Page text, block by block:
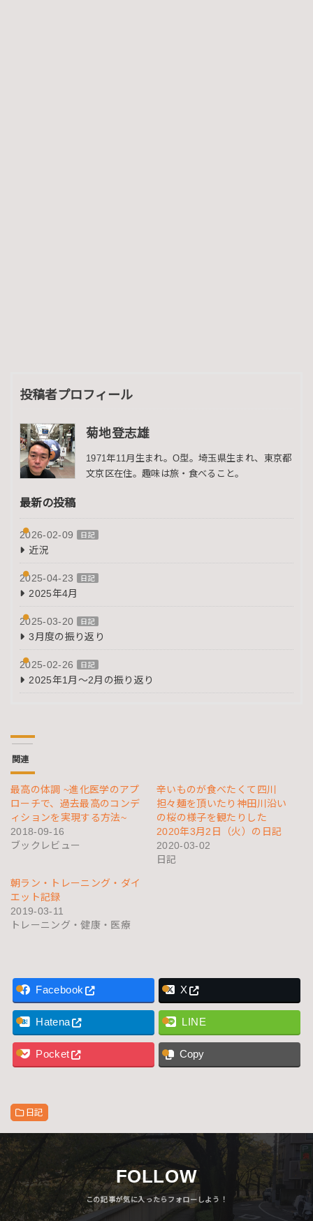
投稿者プロフィール
菊地登志雄
1971年11月生まれ。O型。埼玉県生まれ、東京都
文京区在住。趣味は旅・食べること。
最新の投稿
2026-02-09 日記
近況
2025-04-23 日記
2025年4月
2025-03-20 日記
3月度の振り返り
2025-02-26 日記
2025年1月～2月の振り返り
関連
最高の体調 ~進化医学のアプ
ローチで、過去最高のコンデ
ィションを実現する方法~
2018-09-16
ブックレビュー
辛いものが食べたくて四川
担々麺を頂いたり神田川沿い
の桜の様子を観たりした
2020年3月2日（火）の日記
2020-03-02
日記
朝ラン・トレーニング・ダイ
エット記録
2019-03-11
トレーニング・健康・医療
Facebook X
Hatena LINE
Pocket Copy
日記
FOLLOW